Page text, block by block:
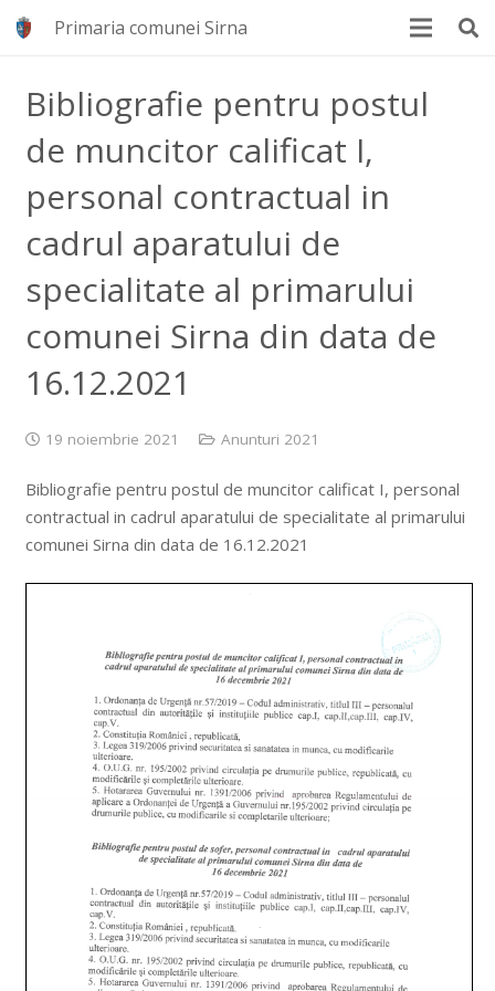
Primaria comunei Sirna
Bibliografie pentru postul
de muncitor calificat I,
personal contractual in
cadrul aparatului de
specialitate al primarului
comunei Sirna din data de
16.12.2021
19 noiembrie 2021 Anunturi 2021
Bibliografie pentru postul de muncitor calificat I, personal
contractual in cadrul aparatului de specialitate al primarului
comunei Sirna din data de 16.12.2021